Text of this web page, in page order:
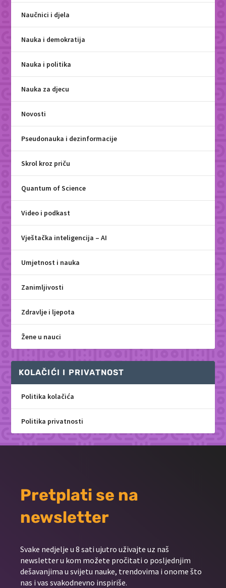
Naučnici i djela
Nauka i demokratija
Nauka i politika
Nauka za djecu
Novosti
Pseudonauka i dezinformacije
Skrol kroz priču
Quantum of Science
Video i podkast
Vještačka inteligencija – AI
Umjetnost i nauka
Zanimljivosti
Zdravlje i ljepota
Žene u nauci
KOLAČIĆI I PRIVATNOST
Politika kolačića
Politika privatnosti
Pretplati se na
newsletter
Svake nedjelje u 8 sati ujutro uživajte uz naš
newsletter u kom možete pročitati o posljednjim
dešavanjima u svijetu nauke, trendovima i onome što
nas i vas svakodnevno inspiriše.